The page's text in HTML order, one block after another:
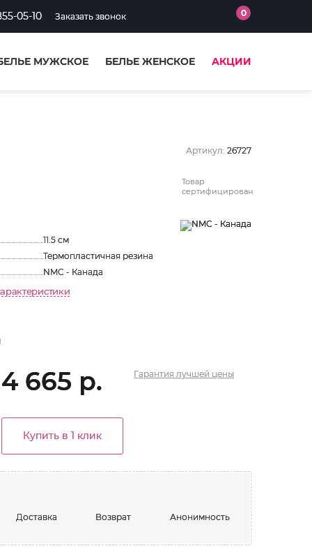
05-10 Заказать звонок 0
МУЖСКОЕ БЕЛЬЕ ЖЕНСКОЕ АКЦИИ
Артикул: 26727
Товар
сертифицирован
11.5 см
Термопластичная резина
NMC - Канада
Гарантия лучшей цены
4 665 р.
Купить в 1 клик
Доставка Возврат Анонимность